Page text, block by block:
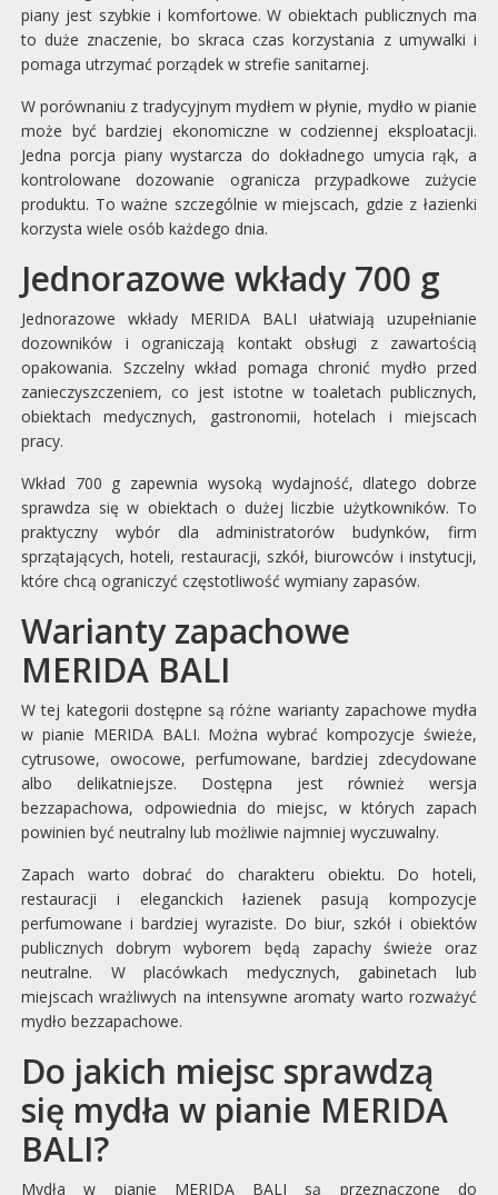
piany jest szybkie i komfortowe. W obiektach publicznych ma
to duże znaczenie, bo skraca czas korzystania z umywalki i
pomaga utrzymać porządek w strefie sanitarnej.
W porównaniu z tradycyjnym mydłem w płynie, mydło w pianie
może być bardziej ekonomiczne w codziennej eksploatacji.
Jedna porcja piany wystarcza do dokładnego umycia rąk, a
kontrolowane dozowanie ogranicza przypadkowe zużycie
produktu. To ważne szczególnie w miejscach, gdzie z łazienki
korzysta wiele osób każdego dnia.
Jednorazowe wkłady 700 g
Jednorazowe wkłady MERIDA BALI ułatwiają uzupełnianie
dozowników i ograniczają kontakt obsługi z zawartością
opakowania. Szczelny wkład pomaga chronić mydło przed
zanieczyszczeniem, co jest istotne w toaletach publicznych,
obiektach medycznych, gastronomii, hotelach i miejscach
pracy.
Wkład 700 g zapewnia wysoką wydajność, dlatego dobrze
sprawdza się w obiektach o dużej liczbie użytkowników. To
praktyczny wybór dla administratorów budynków, firm
sprzątających, hoteli, restauracji, szkół, biurowców i instytucji,
które chcą ograniczyć częstotliwość wymiany zapasów.
Warianty zapachowe
MERIDA BALI
W tej kategorii dostępne są różne warianty zapachowe mydła
w pianie MERIDA BALI. Można wybrać kompozycje świeże,
cytrusowe, owocowe, perfumowane, bardziej zdecydowane
albo delikatniejsze. Dostępna jest również wersja
bezzapachowa, odpowiednia do miejsc, w których zapach
powinien być neutralny lub możliwie najmniej wyczuwalny.
Zapach warto dobrać do charakteru obiektu. Do hoteli,
restauracji i eleganckich łazienek pasują kompozycje
perfumowane i bardziej wyraziste. Do biur, szkół i obiektów
publicznych dobrym wyborem będą zapachy świeże oraz
neutralne. W placówkach medycznych, gabinetach lub
miejscach wrażliwych na intensywne aromaty warto rozważyć
mydło bezzapachowe.
Do jakich miejsc sprawdzą
się mydła w pianie MERIDA
BALI?
Mydła w pianie MERIDA BALI są przeznaczone do